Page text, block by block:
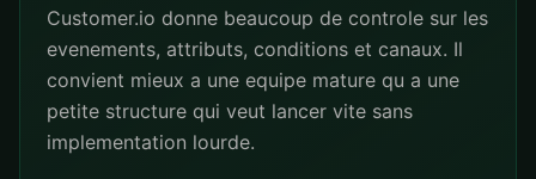
Customer.io donne beaucoup de controle sur les
evenements, attributs, conditions et canaux. Il
convient mieux a une equipe mature qu a une
petite structure qui veut lancer vite sans
implementation lourde.